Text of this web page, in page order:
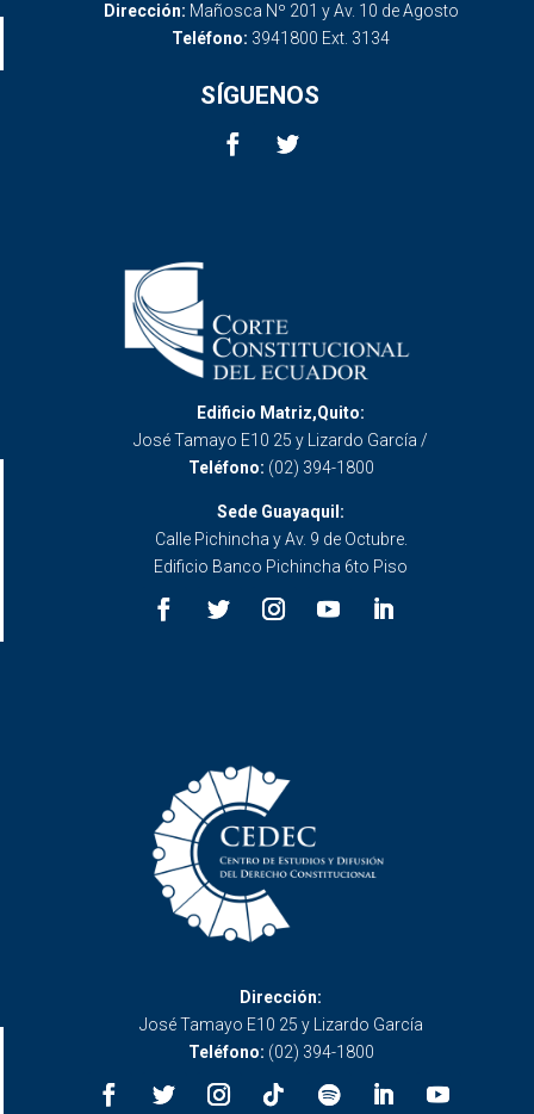
Dirección: Mañosca Nº 201 y Av. 10 de Agosto
Teléfono: 3941800 Ext. 3134
SÍGUENOS
Edificio Matriz,Quito:
José Tamayo E10 25 y Lizardo García /
Teléfono: (02) 394-1800
Sede Guayaquil:
Calle Pichincha y Av. 9 de Octubre.
Edificio Banco Pichincha 6to Piso
Dirección:
José Tamayo E10 25 y Lizardo García
Teléfono: (02) 394-1800